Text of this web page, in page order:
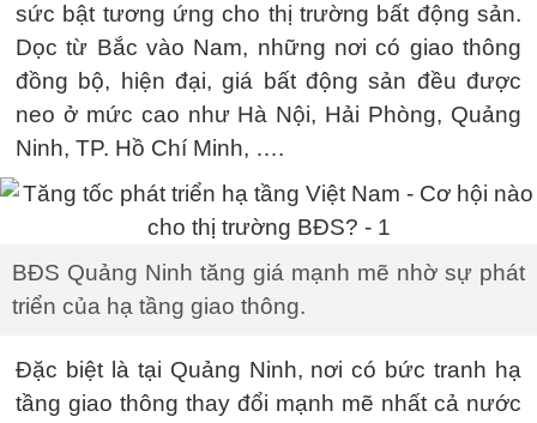
sức bật tương ứng cho thị trường bất động sản.
Dọc từ Bắc vào Nam, những nơi có giao thông
đồng bộ, hiện đại, giá bất động sản đều được
neo ở mức cao như Hà Nội, Hải Phòng, Quảng
Ninh, TP. Hồ Chí Minh, ….
BĐS Quảng Ninh tăng giá mạnh mẽ nhờ sự phát
triển của hạ tầng giao thông.
Đặc biệt là tại Quảng Ninh, nơi có bức tranh hạ
tầng giao thông thay đổi mạnh mẽ nhất cả nước